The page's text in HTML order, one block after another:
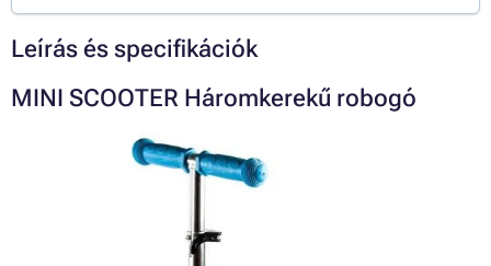
Leírás és specifikációk
MINI SCOOTER Háromkerekű robogó